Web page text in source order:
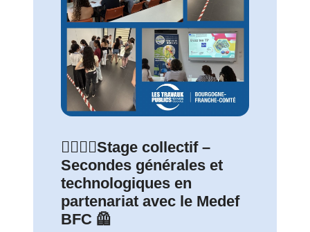
👷‍♀️👷‍♂️Stage collectif –
Secondes générales et
technologiques en
partenariat avec le Medef
BFC 🦺